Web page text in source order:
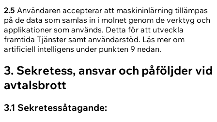
2.5 Användaren accepterar att maskininlärning tillämpas
på de data som samlas in i molnet genom de verktyg och
applikationer som används. Detta för att utveckla
framtida Tjänster samt användarstöd. Läs mer om
artificiell intelligens under punkten 9 nedan.
3. Sekretess, ansvar och påföljder vid
avtalsbrott
3.1 Sekretessåtagande: